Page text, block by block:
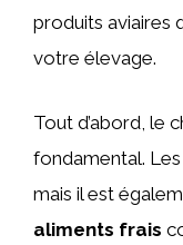
produits aviaires
votre élevage.
Tout d’abord, le
fondamental.
mais il est
aliments frais